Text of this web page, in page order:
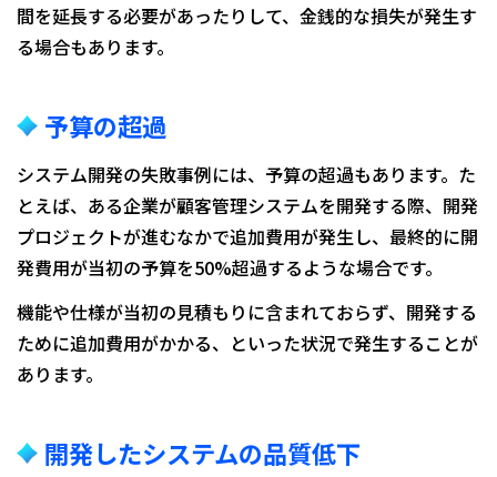
間を延長する必要があったりして、金銭的な損失が発生す
る場合もあります。
予算の超過
システム開発の失敗事例には、予算の超過もあります。た
とえば、ある企業が顧客管理システムを開発する際、開発
プロジェクトが進むなかで追加費用が発生し、最終的に開
発費用が当初の予算を50%超過するような場合です。
機能や仕様が当初の見積もりに含まれておらず、開発する
ために追加費用がかかる、といった状況で発生することが
あります。
開発したシステムの品質低下